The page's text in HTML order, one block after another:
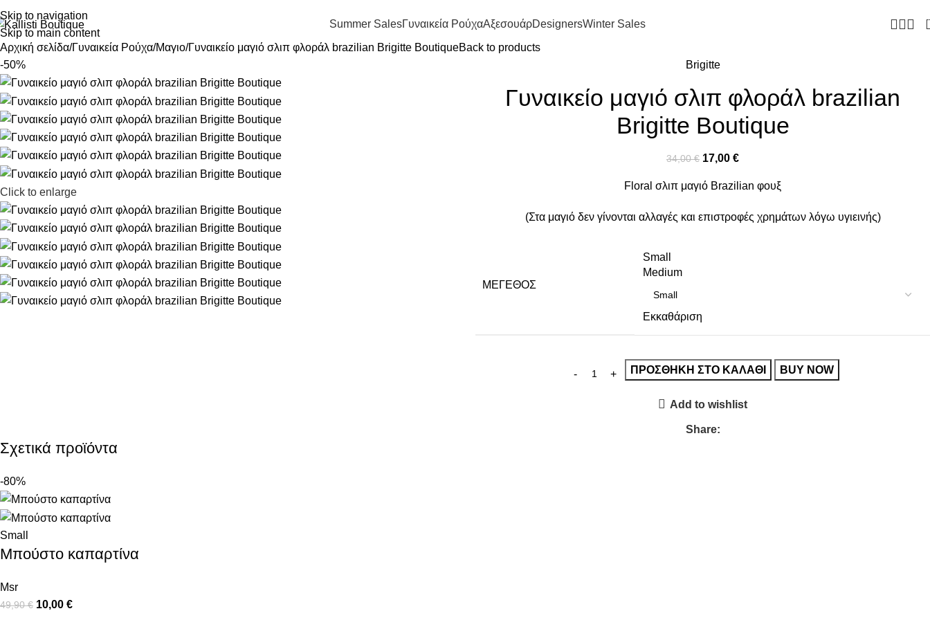
Skip to navigation
Skip to main content
Summer SalesΓυναικεία ΡούχαΑξεσουάρDesignersWinter Sales
Αρχική σελίδα Γυναικεία Ρούχα Μαγιο Γυναικείο μαγιό σλιπ φλοράλ brazilian Brigitte BoutiqueBack to products
-50%
Click to enlarge
Brigitte
Γυναικείο μαγιό σλιπ φλοράλ brazilian
Brigitte Boutique
34,00€ 17,00 €
Floral σλιπ μαγιό Brazilian φουξ
(Στα μαγιό δεν γίνονται αλλαγές και επιστροφές χρημάτων λόγω υγιεινής)
ΜΈΓΕΘΟΣ
Small
Medium
Εκκαθάριση
ΠΡΟΣΘΉΚΗ ΣΤΟ ΚΑΛΆΘΙ BUY NOW
Add to wishlist
Share:
Σχετικά προϊόντα
-80%
Small
Μπούστο καπαρτίνα
Msr
49,90€ 10,00 €